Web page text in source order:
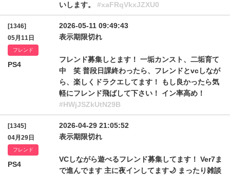
いします。 #xaFRqVkxJZXU0
[1346]
05月11日
フレンド
PS4
2026-05-11 09:49:43
表示期限切れ
フレンド募集しとます！ 一垢カンスト、二垢育て
中 笑 普段日課終わったら、フレンドとvcしなが
ら、楽しくドラクエしてます！ もし良かったら気
軽にフレンド飛ばして下さい！ イン率高め！
#HWjJSZkUtN29B
[1345]
04月29日
フレンド
PS4
2026-04-29 21:05:52
表示期限切れ
VCしながら遊べるフレンド募集してます！ Ver7ま
で進んでます 主に夜インしてます🌙 まったり雑談